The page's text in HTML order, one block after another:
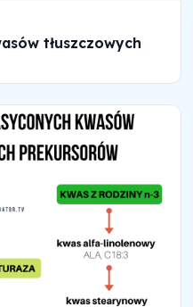
tłuszczowych